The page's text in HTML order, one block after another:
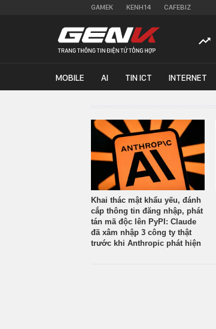
GAMEK KENH14 CAFEBIZ
MOBILE AI TIN ICT INTERNET
Khai thác mật khẩu yếu, đánh
cắp thông tin đăng nhập, phát
tán mã độc lên PyPI: Claude
đã xâm nhập 3 công ty thật
trước khi Anthropic phát hiện